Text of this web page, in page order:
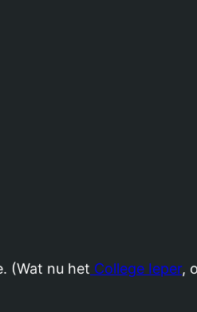
(Wat nu het College Ieper,